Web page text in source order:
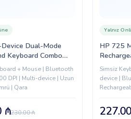
Dual-Mode
Keyboard Combo
(BE1P9AA)
+ Mouse | Bluetooth
DPI | Multi-device | Uzun
| Qara
230.00₼
₼
HP 725
Yalnız
Simsiz
device |
227.00